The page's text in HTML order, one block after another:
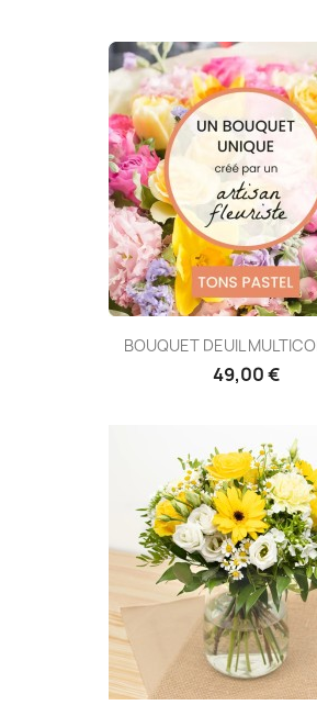
BOUQUET DEUIL
49,00 €